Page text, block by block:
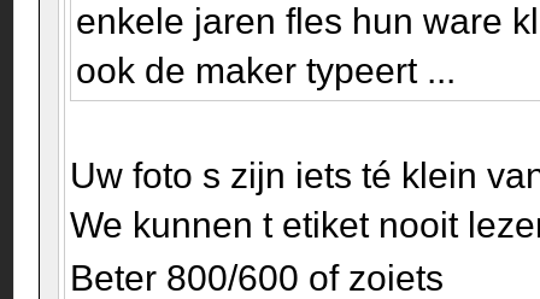
enkele jaren fles hun ware
ook de maker typeert ...
Uw foto s zijn iets té klein
We kunnen t etiket nooit
Beter 800/600 of zoiets